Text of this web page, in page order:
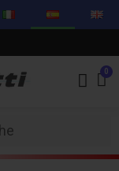
el 75%